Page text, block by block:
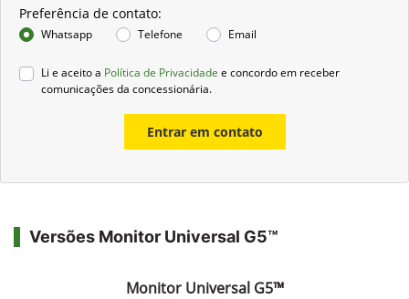
Preferência de contato:
Whatsapp Telefone Email
Li e aceito a Política de Privacidade e concordo em receber
comunicações da concessionária.
Entrar em contato
Versões Monitor Universal G5™
Monitor Universal G5™